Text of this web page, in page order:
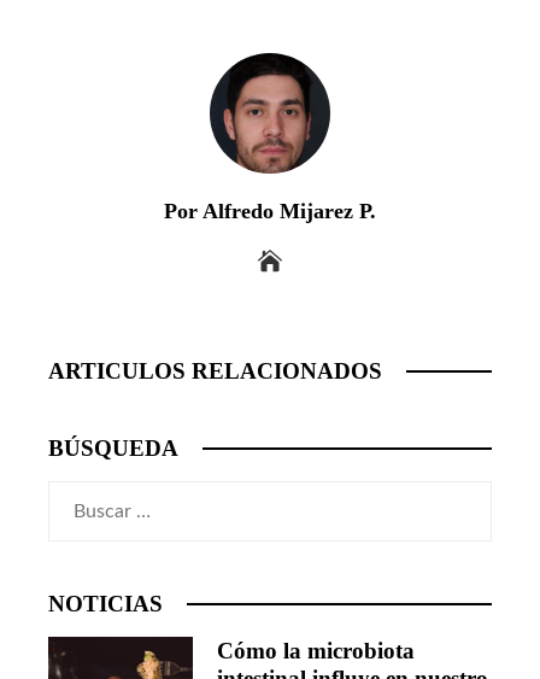
Por Alfredo Mijarez P.
ARTICULOS RELACIONADOS
BÚSQUEDA
NOTICIAS
Cómo la microbiota